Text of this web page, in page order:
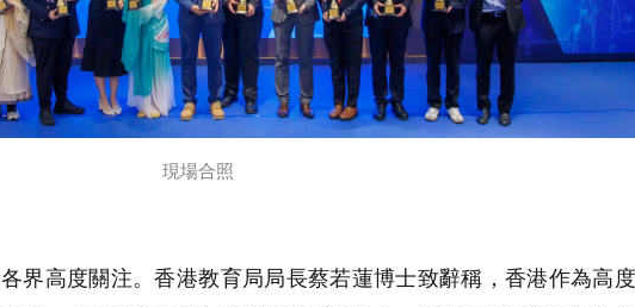
現場合照
界高度關注。香港教育局局長蔡若蓮博士致辭稱，香港作為高